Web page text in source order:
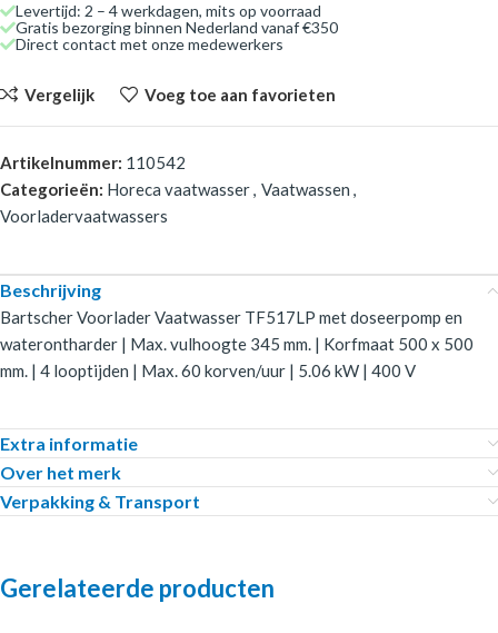
Levertijd: 2 – 4 werkdagen, mits op voorraad
Gratis bezorging binnen Nederland vanaf €350
Direct contact met onze medewerkers
Vergelijk Voeg toe aan favorieten
Artikelnummer: 110542
Categorieën: Horeca vaatwasser, Vaatwassen ,
Voorladervaatwassers
Beschrijving
Bartscher Voorlader Vaatwasser TF517LP met doseerpomp en
waterontharder | Max. vulhoogte 345 mm. | Korfmaat 500 x 500
mm. | 4 looptijden | Max. 60 korven/uur | 5.06 kW | 400 V
Extra informatie
Over het merk
Verpakking & Transport
Gerelateerde producten